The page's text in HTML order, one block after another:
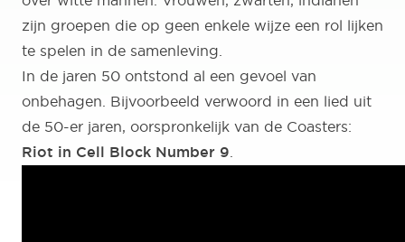
zijn groepen die op geen enkele wijze een rol lijken
te spelen in de samenleving.
In de jaren 50 ontstond al een gevoel van
onbehagen. Bijvoorbeeld verwoord in een lied uit
de 50-er jaren, oorspronkelijk van de Coasters:
Riot in Cell Block Number 9.